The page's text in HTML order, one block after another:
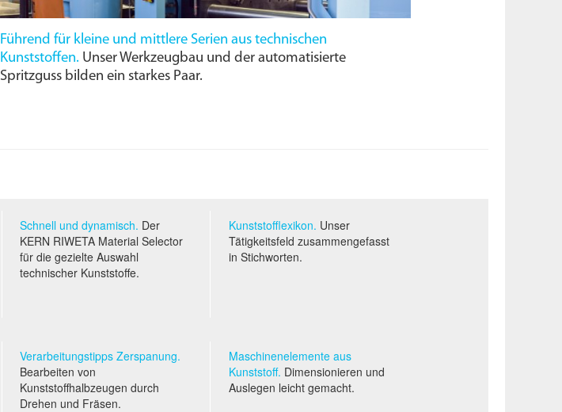
Führend für kleine und mittlere Serien aus technischen
Kunststoffen. Unser Werkzeugbau und der automatisierte
Spritzguss bilden ein starkes Paar.
Schnell und dynamisch. Der
KERN RIWETA Material Selector
für die gezielte Auswahl
technischer Kunststoffe.
Kunststofflexikon. Unser
Tätigkeitsfeld zusammengefasst
in Stichworten.
Verarbeitungstipps Zerspanung.
Bearbeiten von
Kunststoffhalbzeugen durch
Drehen und Fräsen.
Maschinenelemente aus
Kunststoff. Dimensionieren und
Auslegen leicht gemacht.